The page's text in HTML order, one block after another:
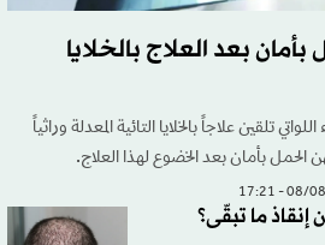
بعد العلاج بالخلايا
تلقين علاجاً بالخلايا التائية المعدلة وراثياً
الحمل بأمان بعد الخضوع لهذا العلاج.
ما تبقّى؟